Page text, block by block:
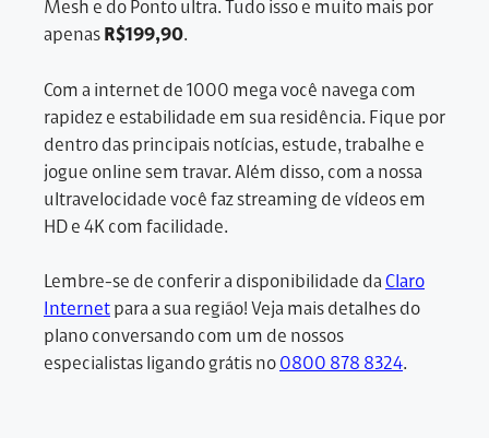
Mesh e do Ponto ultra. Tudo isso e muito mais por
apenas R$199,90.
Com a internet de 1000 mega você navega com
rapidez e estabilidade em sua residência. Fique por
dentro das principais notícias, estude, trabalhe e
jogue online sem travar. Além disso, com a nossa
ultravelocidade você faz streaming de vídeos em
HD e 4K com facilidade.
Lembre-se de conferir a disponibilidade daClaro
Internet para a sua região! Veja mais detalhes do
plano conversando com um de nossos
especialistas ligando grátis no 0800 878 8324.